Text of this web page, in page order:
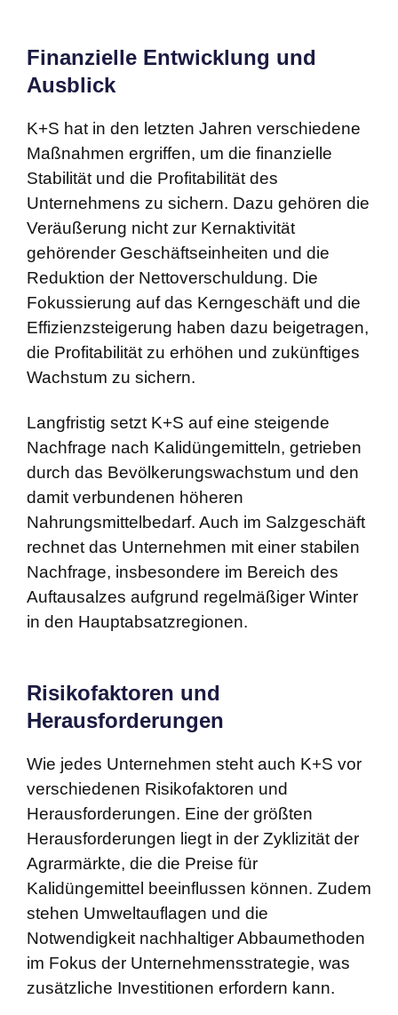
Finanzielle Entwicklung und
Ausblick
K+S hat in den letzten Jahren verschiedene
Maßnahmen ergriffen, um die finanzielle
Stabilität und die Profitabilität des
Unternehmens zu sichern. Dazu gehören die
Veräußerung nicht zur Kernaktivität
gehörender Geschäftseinheiten und die
Reduktion der Nettoverschuldung. Die
Fokussierung auf das Kerngeschäft und die
Effizienzsteigerung haben dazu beigetragen,
die Profitabilität zu erhöhen und zukünftiges
Wachstum zu sichern.
Langfristig setzt K+S auf eine steigende
Nachfrage nach Kalidüngemitteln, getrieben
durch das Bevölkerungswachstum und den
damit verbundenen höheren
Nahrungsmittelbedarf. Auch im Salzgeschäft
rechnet das Unternehmen mit einer stabilen
Nachfrage, insbesondere im Bereich des
Auftausalzes aufgrund regelmäßiger Winter
in den Hauptabsatzregionen.
Risikofaktoren und
Herausforderungen
Wie jedes Unternehmen steht auch K+S vor
verschiedenen Risikofaktoren und
Herausforderungen. Eine der größten
Herausforderungen liegt in der Zyklizität der
Agrarmärkte, die die Preise für
Kalidüngemittel beeinflussen können. Zudem
stehen Umweltauflagen und die
Notwendigkeit nachhaltiger Abbaumethoden
im Fokus der Unternehmensstrategie, was
zusätzliche Investitionen erfordern kann.